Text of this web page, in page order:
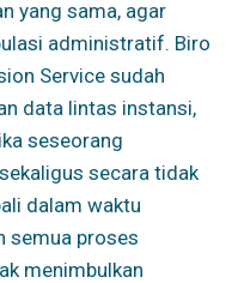
yang sama, agar
administratif. Biro
Service sudah
data lintas instansi,
seseorang
secara tidak
dalam waktu
semua proses
menimbulkan